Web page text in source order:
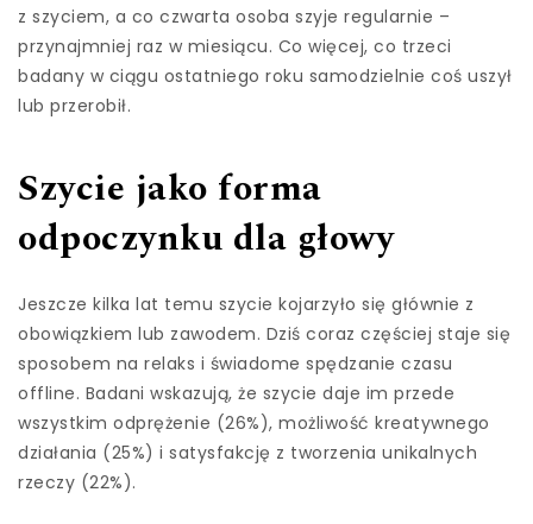
z szyciem, a co czwarta osoba szyje regularnie –
przynajmniej raz w miesiącu. Co więcej, co trzeci
badany w ciągu ostatniego roku samodzielnie coś uszył
lub przerobił.
Szycie jako forma
odpoczynku dla głowy
Jeszcze kilka lat temu szycie kojarzyło się głównie z
obowiązkiem lub zawodem. Dziś coraz częściej staje się
sposobem na relaks i świadome spędzanie czasu
offline. Badani wskazują, że szycie daje im przede
wszystkim odprężenie (26%), możliwość kreatywnego
działania (25%) i satysfakcję z tworzenia unikalnych
rzeczy (22%).